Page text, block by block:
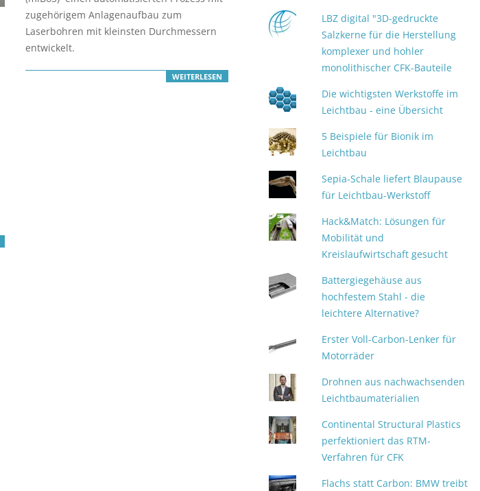
zugehörigem Anlagenaufbau zum
Laserbohren mit kleinsten Durchmessern
entwickelt.
WEITERLESEN
LBZ digital "3D-gedruckte
Salzkerne für die Herstellung
komplexer und hohler
monolithischer CFK-Bauteile
Die wichtigsten Werkstoffe im
Leichtbau - eine Übersicht
5 Beispiele für Bionik im
Leichtbau
Sepia-Schale liefert Blaupause
für Leichtbau-Werkstoff
Hack&Match: Lösungen für
Mobilität und
Kreislaufwirtschaft gesucht
Battergiegehäuse aus
hochfestem Stahl - die
leichtere Alternative?
Erster Voll-Carbon-Lenker für
Motorräder
Drohnen aus nachwachsenden
Leichtbaumaterialien
Continental Structural Plastics
perfektioniert das RTM-
Verfahren für CFK
Flachs statt Carbon: BMW treibt